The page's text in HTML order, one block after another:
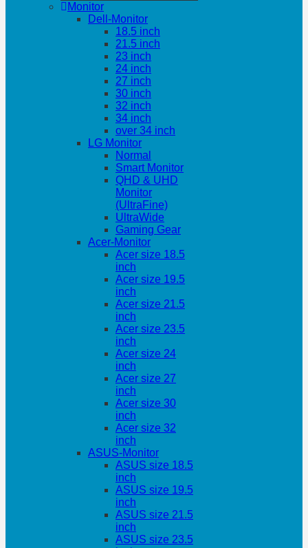
Monitor
Dell-Monitor
18.5 inch
21.5 inch
23 inch
24 inch
27 inch
30 inch
32 inch
34 inch
over 34 inch
LG Monitor
Normal
Smart Monitor
QHD & UHD
Monitor
(UltraFine)
UltraWide
Gaming Gear
Acer-Monitor
Acer size 18.5
inch
Acer size 19.5
inch
Acer size 21.5
inch
Acer size 23.5
inch
Acer size 24
inch
Acer size 27
inch
Acer size 30
inch
Acer size 32
inch
ASUS-Monitor
ASUS size 18.5
inch
ASUS size 19.5
inch
ASUS size 21.5
inch
ASUS size 23.5